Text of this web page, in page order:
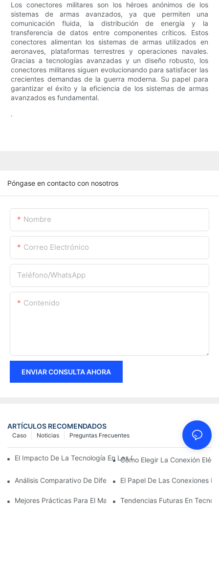
Los conectores militares son los héroes anónimos de los
sistemas de armas avanzados, ya que permiten una
comunicación fluida, la distribución de energía y la
transferencia de datos entre componentes críticos. Estos
conectores alimentan los sistemas de armas utilizados en
aeronaves, plataformas terrestres y operaciones navales.
Gracias a tecnologías avanzadas y un diseño robusto, los
conectores militares siguen evolucionando para satisfacer las
crecientes demandas de la guerra moderna. Su papel para
garantizar el éxito y la eficiencia de los sistemas de armas
avanzados es fundamental.
.
Póngase en contacto con nosotros
Nombre
Correo Electrónico
Teléfono/WhatsApp
Contenido
ENVIAR CONSULTA AHORA
ARTÍCULOS RECOMENDADOS
Preguntas Frecuentes
Noticias
Caso
El Impacto De La Tecnología En Las Conexiones Eléctricas En
Cómo Elegir La Conexión
Análisis Comparativo De Diferentes Tipos De Conexiones
El Papel De Las Conexiones
Mejores Prácticas Para El Mantenimiento De Las Conexiones
Tendencias Futuras En